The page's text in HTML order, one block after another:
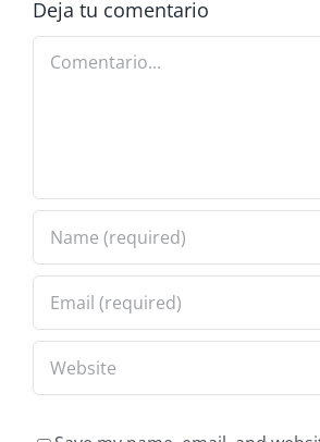
Deja tu comentario
Comentario